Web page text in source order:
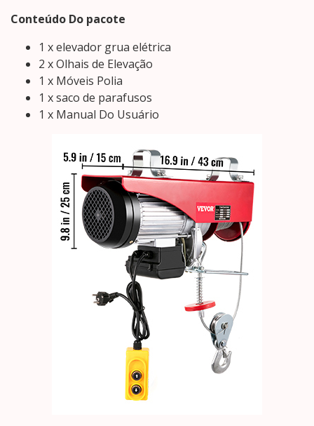
Conteúdo Do pacote
1 x elevador grua elétrica
2 x Olhais de Elevação
1 x Móveis Polia
1 x saco de parafusos
1 x Manual Do Usuário